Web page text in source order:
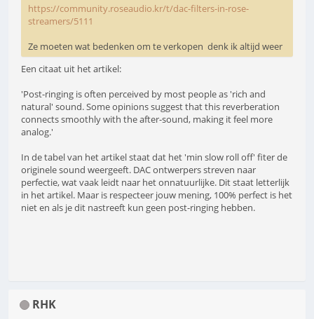
https://community.roseaudio.kr/t/dac-filters-in-rose-
streamers/5111
Ze moeten wat bedenken om te verkopen denk ik altijd weer
Een citaat uit het artikel:
'Post-ringing is often perceived by most people as 'rich and
natural' sound. Some opinions suggest that this reverberation
connects smoothly with the after-sound, making it feel more
analog.'
In de tabel van het artikel staat dat het 'min slow roll off' fiter de
originele sound weergeeft. DAC ontwerpers streven naar
perfectie, wat vaak leidt naar het onnatuurlijke. Dit staat letterlijk
in het artikel. Maar is respecteer jouw mening, 100% perfect is het
niet en als je dit nastreeft kun geen post-ringing hebben.
RHK